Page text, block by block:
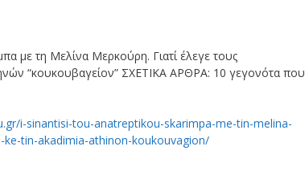
με τη Μελίνα Μερκούρη. Γιατί έλεγε τους
“κουκουβαγείον” ΣΧΕΤΙΚΑ ΑΡΘΡΑ: 10 γεγονότα που
i-sinantisi-tou-anatreptikou-skarimpa-me-tin-melina-
tin-akadimia-athinon-koukouvagion/